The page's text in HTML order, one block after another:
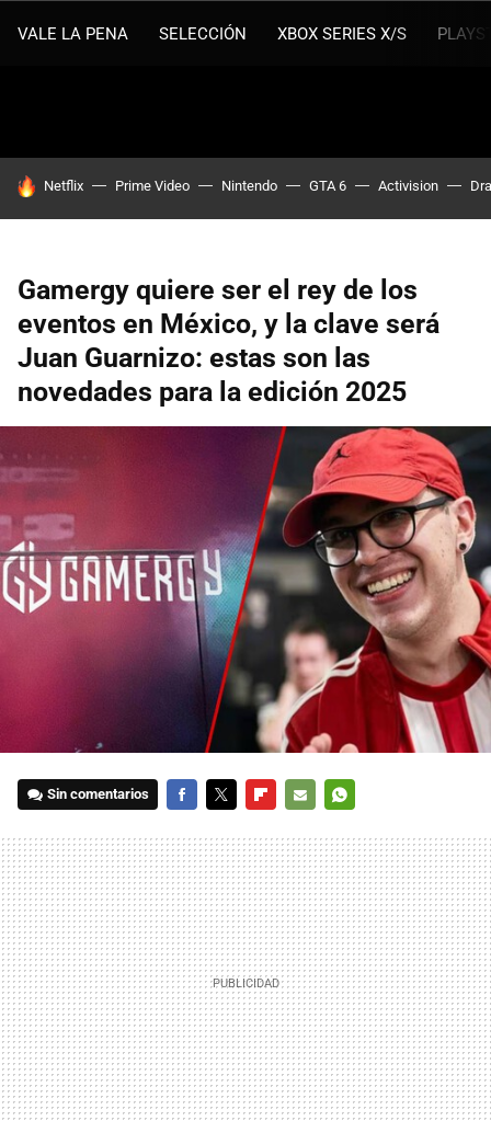
VALE LA PENA SELECCIÓN XBOX SERIES X/S
HOY SE HABLA DE
Netflix Prime Video Nintendo GTA 6 Activision
Gamergy quiere ser el rey de los
eventos en México, y la clave será
Juan Guarnizo: estas son las
novedades para la edición 2025
Sin comentarios
MAIL